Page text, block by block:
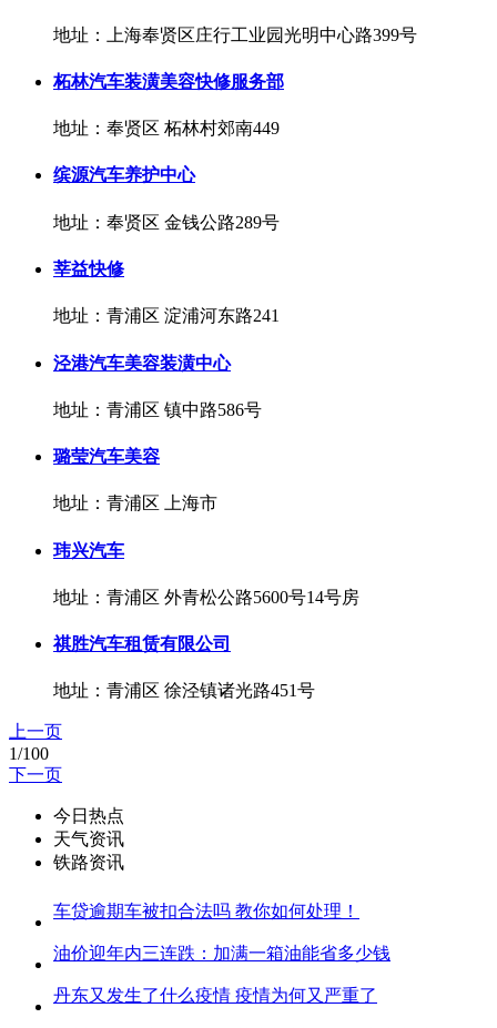
地址：上海奉贤区庄行工业园光明中心路399号
柘林汽车装潢美容快修服务部
地址：奉贤区 柘林村郊南449
缤源汽车养护中心
地址：奉贤区 金钱公路289号
莘益快修
地址：青浦区 淀浦河东路241
泾港汽车美容装潢中心
地址：青浦区 镇中路586号
璐莹汽车美容
地址：青浦区 上海市
玮兴汽车
地址：青浦区 外青松公路5600号14号房
祺胜汽车租赁有限公司
地址：青浦区 徐泾镇诸光路451号
上一页
1/100
下一页
今日热点
天气资讯
铁路资讯
车贷逾期车被扣合法吗 教你如何处理！
油价迎年内三连跌：加满一箱油能省多少钱
丹东又发生了什么疫情 疫情为何又严重了